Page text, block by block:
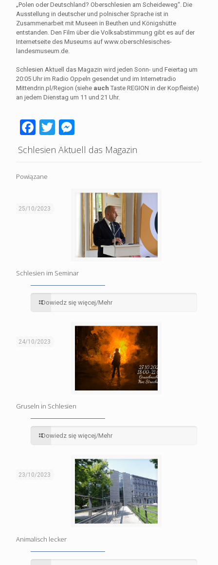
„Polen oder Deutschland? Oberschlesien am Scheideweg“. Die
Ausstellung in deutscher und polnischer Sprache ist in
Zusammenarbeit mit Museen in Beuthen und Königshütte
entstanden. Den Film über die Volksabstimmung gibt es auf der
Internetseite des Museums auf www.oberschlesisches-
landesmuseum.de.
Schlesien Aktuell das Magazin wird jeden Sonn- und Feiertag um
20:05 Uhr im Radio Oppeln gesendet und im Internetradio
Mittendrin.pl/Region (siehe auch Taste REGION in der Kopfleiste)
an jedem Dienstag um 11 und 21 Uhr.
Facebook
Twitter
Schlesien Aktuell das Magazin
Powiązane
25/10/2023
Schlesien im Seminar
Dowiedz się więcej/Mehr
24/10/2023
Gruseln in Schlesien
Dowiedz się więcej/Mehr
23/10/2023
Animalisch lecker